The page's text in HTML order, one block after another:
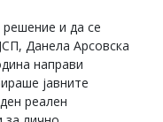
и да се
Данела Арсовска
направи
јавните
реален